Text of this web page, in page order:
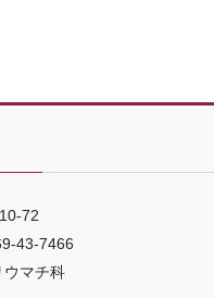
72
43-7466
ウマチ科